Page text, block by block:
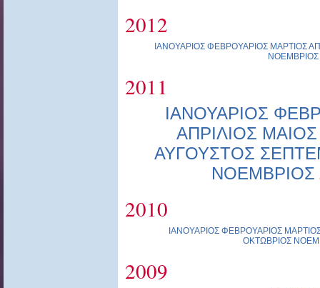
2012
ΙΑΝΟΥΑΡΙΟΣ ΦΕΒΡΟΥΑΡΙΟΣ ΜΑΡΤΙΟΣ
ΝΟΕΜΒΡΙΟΣ
2011
ΙΑΝΟΥΑΡΙΟΣ
ΑΠΡΙΛΙΟΣ ΜΑΙΟΣ
ΑΥΓΟΥΣΤΟΣ
ΝΟΕΜΒΡΙΟΣ
2010
ΙΑΝΟΥΑΡΙΟΣ ΦΕΒΡΟΥΑΡΙΟΣ
ΟΚΤΩΒΡΙΟΣ
2009